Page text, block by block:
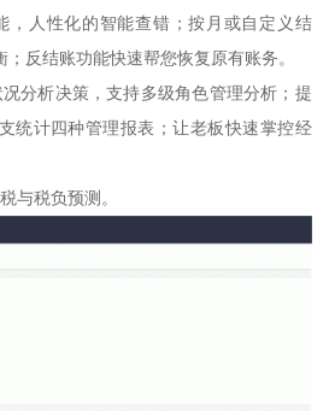
，人性化的智能查错；按月或自定义结
反结账功能快速帮您恢复原有账务。
分析决策，支持多级角色管理分析；提
统计四种管理报表；让老板快速掌控经
与税负预测。